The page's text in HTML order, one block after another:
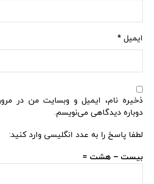
ایمیل*
ذخیره نام، ایمیل و وبسایت من در
دوباره دیدگاهی می‌نویسم.
لطفا پاسخ را به عدد انگلیسی وارد کنید:
بیست − هشت =